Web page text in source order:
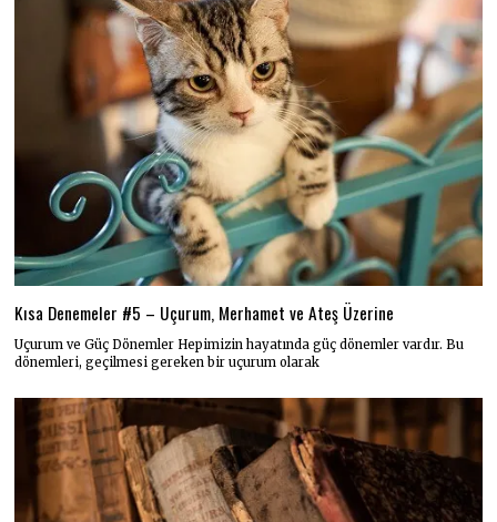
Kısa Denemeler #5 – Uçurum, Merhamet ve Ateş Üzerine
Uçurum ve Güç Dönemler Hepimizin hayatında güç dönemler vardır. Bu
dönemleri, geçilmesi gereken bir uçurum olarak